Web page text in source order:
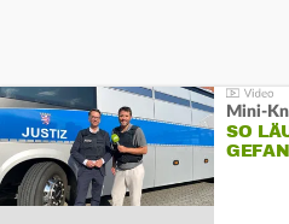
Mini-
SO